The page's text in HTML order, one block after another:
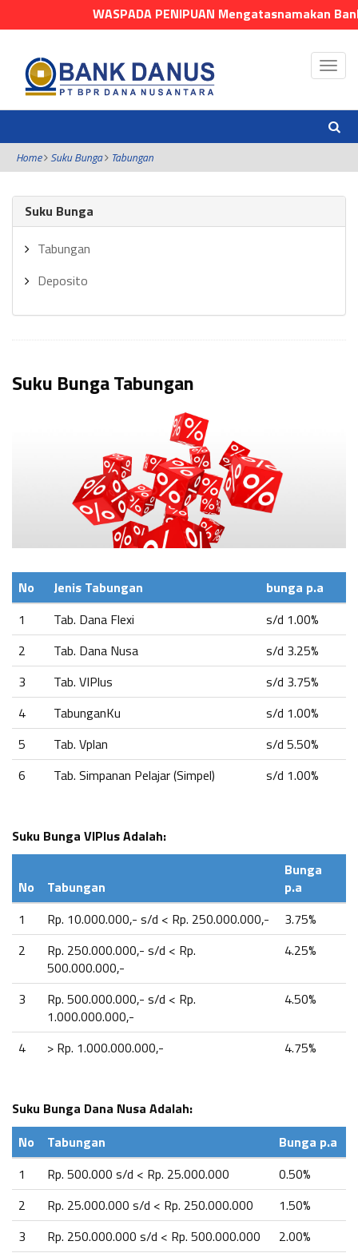
WASPADA PENIPUAN Mengatasnamakan
Home Suku Bunga Tabungan
Suku Bunga
Tabungan
Deposito
Suku Bunga Tabungan
No Jenis Tabungan
bunga p.a
1
Tab. Dana Flexi
s/d 1.00%
2
Tab. Dana Nusa
s/d 3.25%
3
Tab. VIPlus
s/d 3.75%
4
TabunganKu
s/d 1.00%
5
Tab. Vplan
s/d 5.50%
6
Tab. Simpanan Pelajar (Simpel) s/d 1.00%
Suku Bunga VIPlus Adalah:
No Tabungan
Bunga
p.a
1
Rp. 10.000.000,- s/d < Rp. 250.000.000,-
3.75%
2
Rp. 250.000.000,- s/d < Rp.
500.000.000,-
4.25%
3
Rp. 500.000.000,- s/d < Rp.
1.000.000.000,-
4.50%
4 > Rp. 1.000.000.000,- 4.75%
Suku Bunga Dana Nusa Adalah:
No
Tabungan
Bunga p.a
1
Rp. 500.000 s/d < Rp. 25.000.000
0.50%
2
Rp. 25.000.000 s/d < Rp. 250.000.000
1.50%
3
Rp. 250.000.000 s/d < Rp. 500.000.000
2.00%